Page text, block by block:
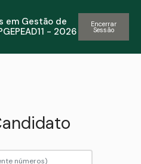
em Gestão de
- 2026
Encerrar
Sessão